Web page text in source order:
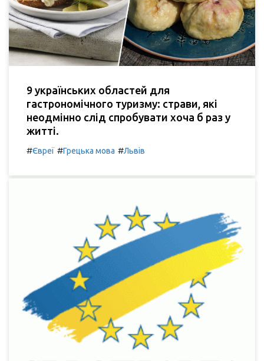
9 українських областей для
гастрономічного туризму: страви, які
неодмінно слід спробувати хоча б раз у
житті.
#Євреї #Грецька мова #Львів